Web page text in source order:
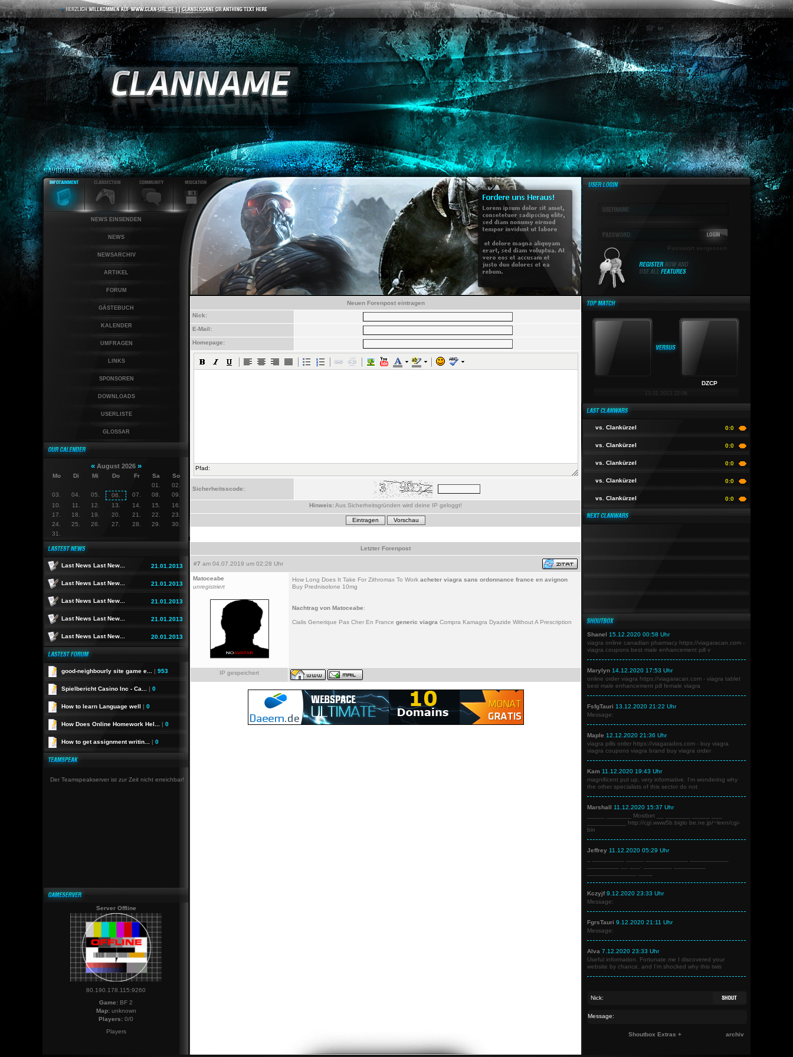
NEWS EINSENDEN
NEWS
NEWSARCHIV
ARTIKEL
FORUM
GÄSTEBUCH
KALENDER
UMFRAGEN
LINKS
SPONSOREN
DOWNLOADS
USERLISTE
GLOSSAR
« August 2026 »
Mo Di Mi Do Fr Sa
So
01.
02.
03.
04. 05. 06. 07. 08.
09.
10.
11. 12. 13. 14. 15.
16.
17.
18. 19. 20. 21. 22.
23.
24.
25. 26. 27. 28. 29.
30.
31.
Last News Last New... 21.01.2013
Last News Last New... 21.01.2013
Last News Last New... 21.01.2013
Last News Last New... 21.01.2013
Last News Last New... 20.01.2013
good-neighbourly site game e... | 953
Spielbericht Casino Inc - Ca... | 0
How to learn Language well | 0
How Does Online Homework Hel... | 0
How to get assignment writin... | 0
Der Teamspeakserver ist zur Zeit nicht erreichbar!
Server Offline
80.190.178.115:9260
Game: BF 2
Map:unknown
Players: 0/0
Players
Neuen Forenpost eintragen
Nick:
E-Mail:
Homepage:
Pfad:
Sicherheitsscode:
Hinweis:Aus Sicherheitsgründen wird deine IP geloggt!
Letzter Forenpost
#7 am 04.07.2019 um 02:28 Uhr
Matoceabe
unregistriert
How Long Does It Take For Zithromax To Work acheter viagra sans ordonnance france en avignon
Buy Prednisolone 10mg
Nachtrag von Matoceabe:
Cialis Generique Pas Cher En France generic viagra Compra Kamagra Dyazide Without A Prescription
IP gespeichert
Passwort vergessen
DZCP
13.01.2013 22:06
vs. Clankürzel 0:0
vs. Clankürzel 0:0
vs. Clankürzel 0:0
vs. Clankürzel 0:0
vs. Clankürzel 0:0
Shanel 15.12.2020 00:58 Uhr
viagra online canadian pharmacy https://viagaracan.com -
viagra coupons best male enhancement pill v
Marylyn 14.12.2020 17:53 Uhr
online order viagra https://viagaracan.com - viagra tablet
best male enhancement pill female viagra
FsfgTauri 13.12.2020 21:22 Uhr
Message:
Maple 12.12.2020 21:36 Uhr
viagra pills order https://viagarados.com - buy viagra
viagra coupons viagra brand buy viagra order
Kam 11.12.2020 19:43 Uhr
magnificent put up, very informative. I'm wondering why
the other specialists of this sector do not
Marshall 11.12.2020 15:37 Uhr
_____ _______ Mostbet __ _______ _____ ___
___________ http://cgi.www5b.biglo be.ne.jp/~leen/cgi-
bin
Jeffrey 11.12.2020 05:29 Uhr
Kczyjf9.12.2020 23:33 Uhr
Message:
FgrsTauri 9.12.2020 21:11 Uhr
Message:
Alva 7.12.2020 23:33 Uhr
Useful information. Fortunate me I discovered your
website by chance, and I'm shocked why this twis
Shoutbox Extras + archiv